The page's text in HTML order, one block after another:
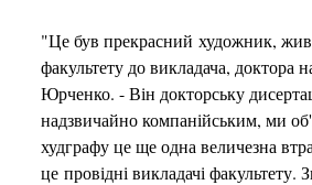
"Це був прекрасний художник,
факультету до викладача, доктора
Юрченко. - Він докторську
надзвичайно компанійським, ми
худграфу це ще одна величезна
це провідні викладачі